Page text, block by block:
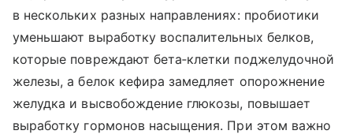
в нескольких разных направлениях: пробиотики
уменьшают выработку воспалительных белков,
которые повреждают бета‑клетки поджелудочной
железы, а белок кефира замедляет опорожнение
желудка и высвобождение глюкозы, повышает
выработку гормонов насыщения. При этом важно